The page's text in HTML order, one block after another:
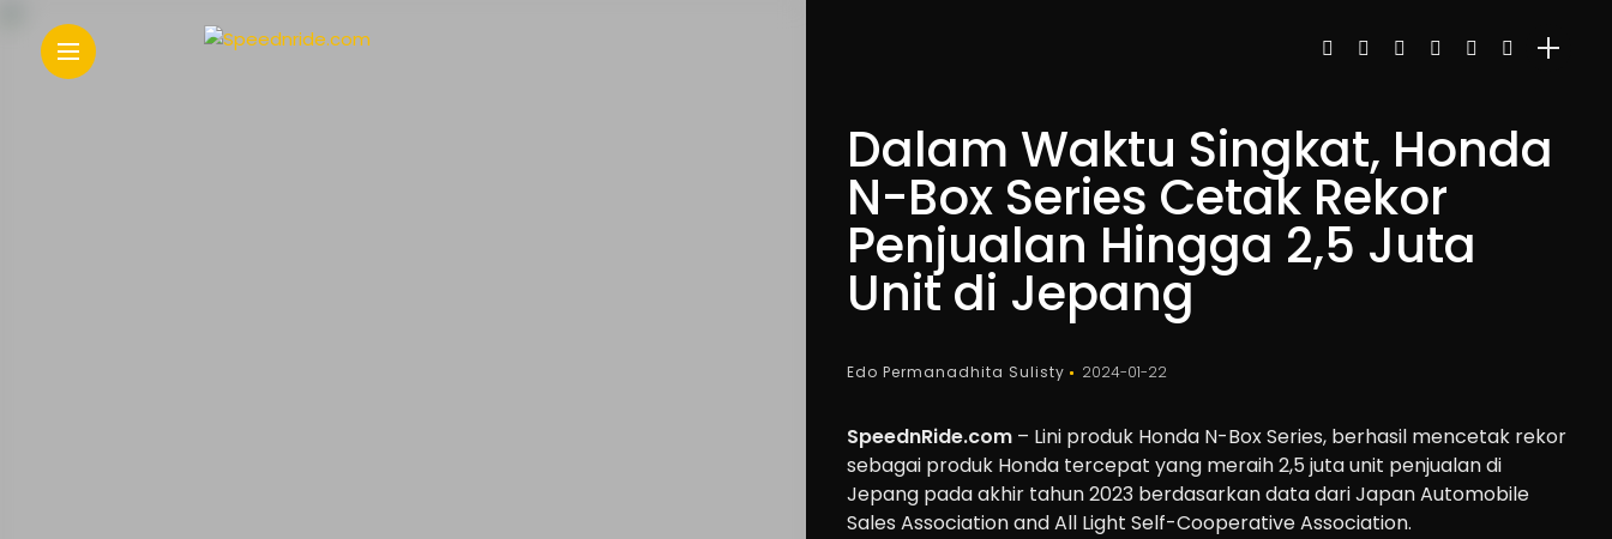
Dalam Waktu Singkat, Honda
N-Box Series Cetak Rekor
Penjualan Hingga 2,5 Juta
Unit di Jepang
Edo Permanadhita Sulisty 2024-01-22
SpeednRide.com– Lini produk Honda N-Box Series, berhasil mencetak rekor
sebagai produk Honda tercepat yang meraih 2,5 juta unit penjualan di
Jepang pada akhir tahun 2023 berdasarkan data dari Japan Automobile
Sales Association and All Light Self-Cooperative Association.